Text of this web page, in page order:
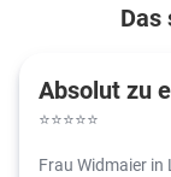
Das
Absolut zu
⭐⭐⭐⭐⭐
Frau Widmaier